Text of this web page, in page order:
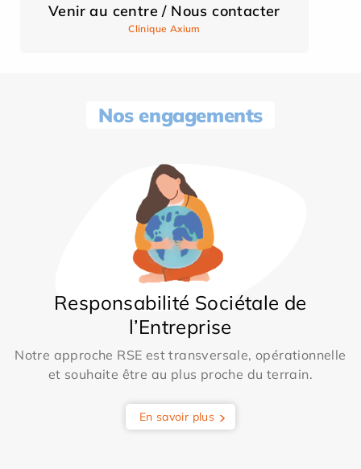
Venir au centre / Nous contacter
Clinique Axium
Nos engagements
Responsabilité Sociétale de
l’Entreprise
Notre approche RSE est transversale, opérationnelle
et souhaite être au plus proche du terrain.
En savoir plus